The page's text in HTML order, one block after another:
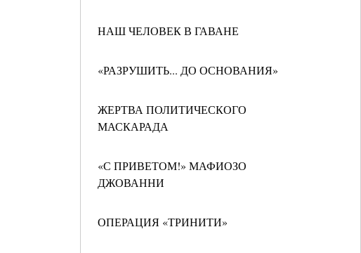
НАШ ЧЕЛОВЕК В ГАВАНЕ
«РАЗРУШИТЬ... ДО ОСНОВАНИЯ»
ЖЕРТВА ПОЛИТИЧЕСКОГО
МАСКАРАДА
«С ПРИВЕТОМ!» МАФИОЗО
ДЖОВАННИ
ОПЕРАЦИЯ «ТРИНИТИ»